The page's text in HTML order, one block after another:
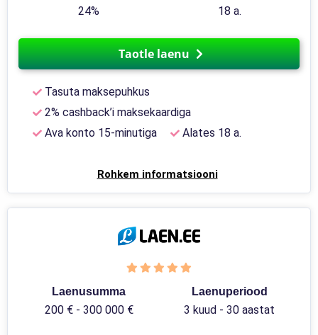
24% 18 a.
Taotle laenu
Tasuta maksepuhkus
2% cashback’i maksekaardiga
Ava konto 15-minutiga
Alates 18 a.
Rohkem informatsiooni
Laenusumma
200 € - 300 000 €
Laenuperiood
3 kuud - 30 aastat